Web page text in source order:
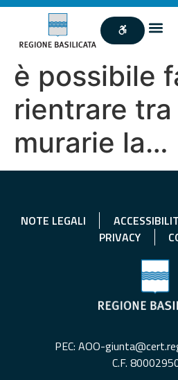
è possibile
rientrare
murarie la…
NOTE LEGALI
PRIVACY
PEC: AOO-
C.F.